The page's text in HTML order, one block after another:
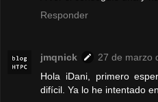
Responder
jmqnick
27 de marzo
Hola iDani, primero
difícil. Ya lo he intentado